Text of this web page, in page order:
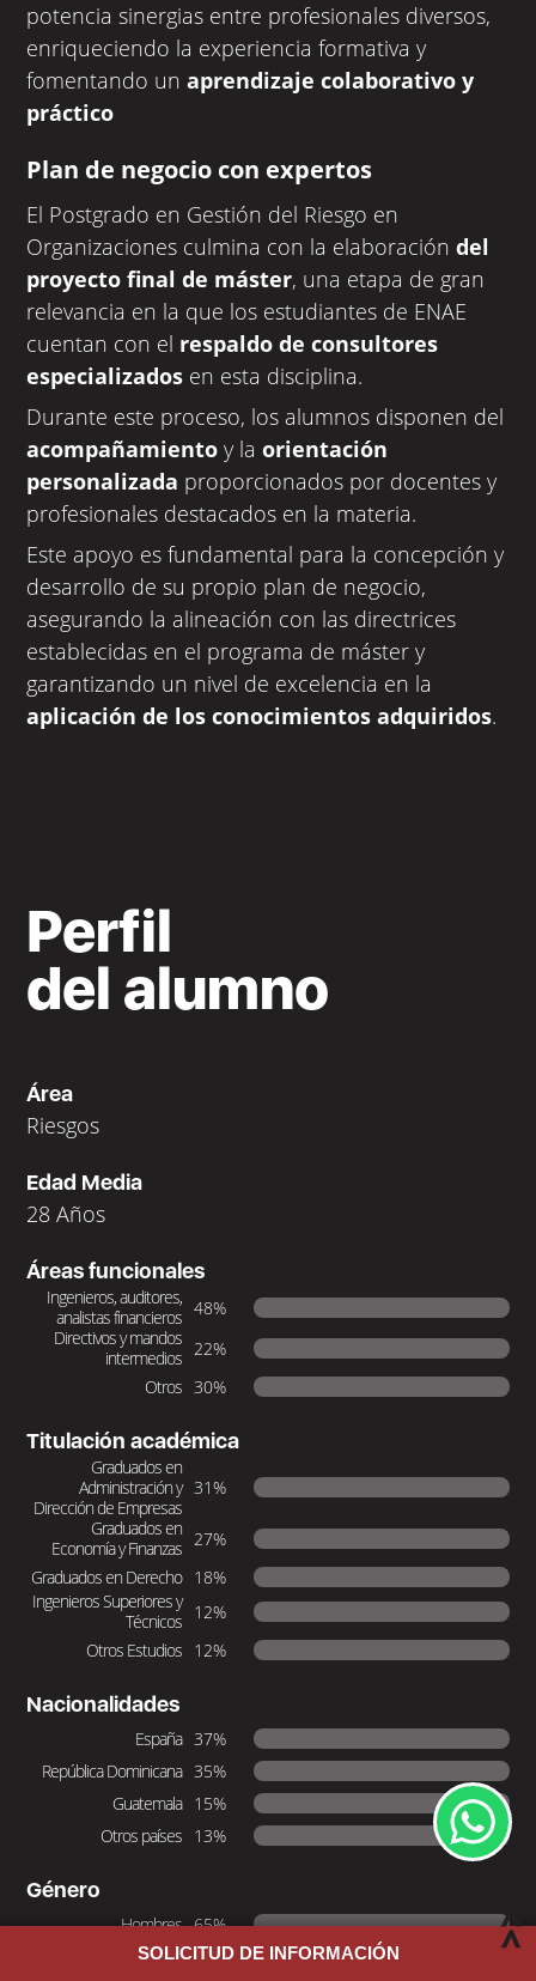
potencia sinergias entre profesionales diversos,
enriqueciendo la experiencia formativa y
fomentando unaprendizaje colaborativo y
práctico
Plan de negocio con expertos
El Postgrado en Gestión del Riesgo en
Organizaciones culmina con la elaboracióndel
proyecto final de máster, una etapa de gran
relevancia en la que los estudiantes de ENAE
cuentan con el respaldo de consultores
especializados en esta disciplina.
Durante este proceso, los alumnos disponen del
acompañamiento y laorientación
personalizada proporcionados por docentes y
profesionales destacados en la materia.
Este apoyo es fundamental para la concepción y
desarrollo de su propio plan de negocio,
asegurando la alineación con las directrices
establecidas en el programa de máster y
garantizando un nivel de excelencia en la
aplicación de los conocimientos adquiridos.
Perfil
del alumno
Área
Riesgos
Edad Media
28 Años
Áreas funcionales
Ingenieros, auditores,
analistas financieros 48%
Directivos y mandos
intermedios 22%
Otros 30%
Titulación académica
Graduados en
Administración y
Dirección de Empresas
31%
Graduados en
Economía y Finanzas 27%
Graduados en Derecho 18%
Ingenieros Superiores y
Técnicos 12%
Otros Estudios 12%
Nacionalidades
España 37%
República Dominicana 35%
Guatemala 15%
Otros países 13%
Género
Hombres 65%
Mujeres 35%
SOLICITUD DE INFORMACIÓN